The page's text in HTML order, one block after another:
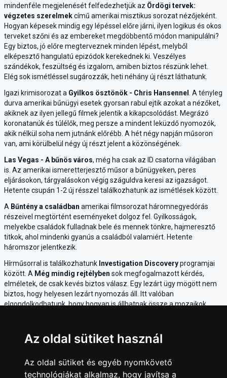
mindenféle megjelenését felfedezhetjük az Ördögi tervek:
végzetes szerelmekcímű amerikai misztikus sorozat nézőjeként.
Hogyan képesek mindig egy lépéssel előre járni, ilyen logikus és okos
terveket szőni és az embereket megdöbbentő módon manipulálni?
Egy biztos, jó előre megterveznek minden lépést, melyből
elképesztő hangulatú epizódok kerekednek ki. Veszélyes
szándékok, feszültség és izgalom, amiben biztos részünk lehet.
Elég sok ismétléssel sugározzák, heti néhány új részt láthatunk.
Igazi krimisorozat a Gyilkos ösztönök - Chris Hansennel
. A tényleg
durva amerikai bűnügyi esetek gyorsan rabul ejtik azokat a nézőket,
akiknek az ilyen jellegű filmek jelentik a kikapcsolódást. Megrázó
koronatanúk és túlélők, meg persze a mindent leküzdő nyomozók,
akik nélkül soha nem jutnánk előrébb. A hét négy napján műsoron
van, ami körülbelül négy új részt jelent a közönségének.
Las Vegas - A bűnös város, még ha csak az ID csatorna világában
is. Az amerikai ismeretterjesztő műsor a bűnügyeken, peres
eljárásokon, tárgyalásokon végig száguldva keresi az igazságot.
Hetente csupán 1-2 új résszel találkozhatunk az ismétlések között.
A Bűntény a családban amerikai filmsorozat háromnegyedórás
részeivel megtörtént eseményeket dolgoz fel. Gyilkosságok,
melyekbe családok fulladnak bele és mennek tönkre, hajmeresztő
titkok, ahol mindenki gyanús a családból valamiért. Hetente
háromszor jelentkezik.
Hírműsorral is találkozhatunk Investigation Discoveryprogramjai
között. A Még mindig rejtélyben sok megfogalmazott kérdés,
elméletek, de csak kevés biztos válasz. Egy lezárt ügy mögött nem
biztos, hogy helyesen lezárt nyomozás áll. Itt valóban
elgondolkodhatunk, hogy hogyan is állhatnak össze a mozaikok.
egy gyilkossal , a figyelmeztető jelek mellett figyelmetlenül elmenni,
biztosan lehet. Ha izgalmasan hangzik az említett helyzet, az
fedél alatt a gonosszal című amerikai reality-sorozatban
Az oldal sütiket használ
Az oldal sütiket és egyéb nyomkövető
technológiákat alkalmaz, hogy javítsa a